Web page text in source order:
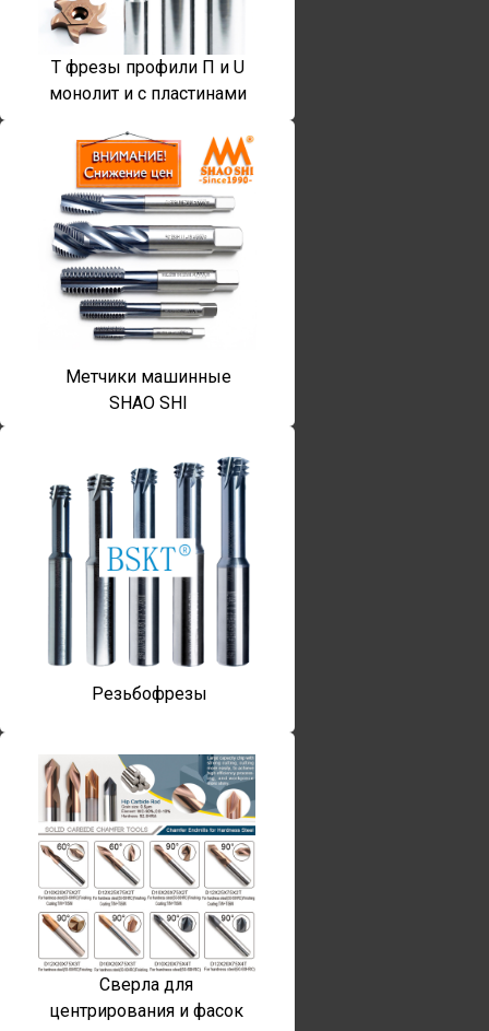
T фрезы профили П и U
монолит и с пластинами
Метчики машинные
SHAO SHI
Резьбофрезы
Сверла для
центрирования и фасок